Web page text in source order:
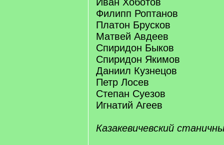
Филипп Роптанов
Платон Брусков
Матвей Авдеев
Спиридон Быков
Спиридон Якимов
Даниил Кузнецов
Петр Лосев
Степан Суезов
Игнатий Агеев
Казакевичевский